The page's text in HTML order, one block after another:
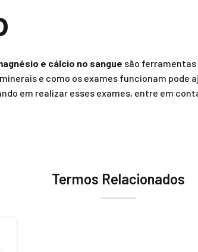
e cálcio no sangue são
e como os exames funcionam pode
em realizar esses exames, entre em
Termos Relacionados